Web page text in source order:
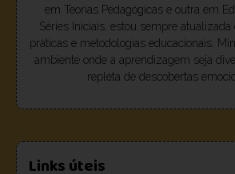
em Teorias Pedagógicas e outra em
Séries Iniciais, estou sempre
práticas e metodologias educacionais.
ambiente onde a aprendizagem seja
repleta de descobertas
Links úteis